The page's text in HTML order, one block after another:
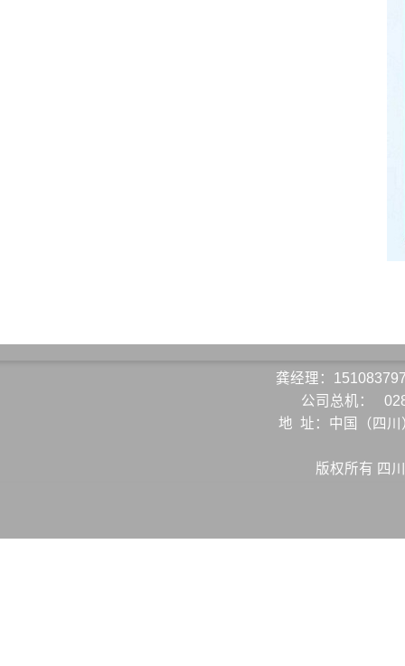
龚经理：
公司总机：
地 址：中国（四川
版权所有 四